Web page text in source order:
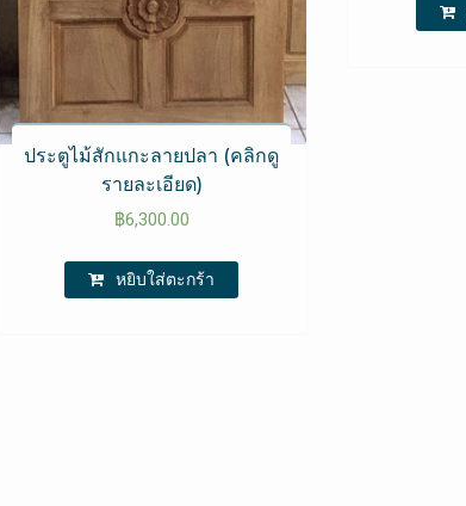
ประตูไม้สักแกะลายปลา (คลิกดู
รายละเอียด)
฿6,300.00
หยิบใส่ตะกร้า